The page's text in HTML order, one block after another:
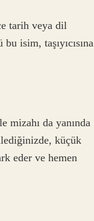
tarih veya dil
isim, taşıyıcısına
mizahı da yanında
küçük
eder ve hemen